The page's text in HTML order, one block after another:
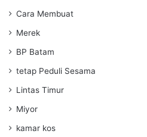
Cara Membuat
Merek
BP Batam
tetap Peduli Sesama
Lintas Timur
Miyor
kamar kos